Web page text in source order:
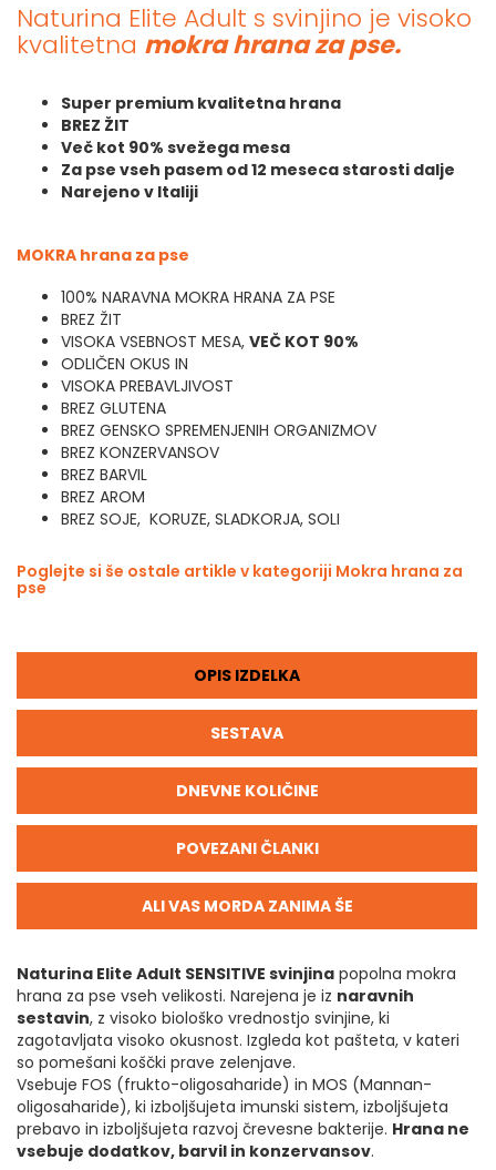
Naturina Elite Adult s svinjino je visoko
kvalitetna mokra hrana za pse.
Super premium kvalitetna hrana
BREZ ŽIT
Več kot 90% svežega mesa
Za pse vseh pasem od 12 meseca starosti dalje
Narejeno v Italiji
MOKRA hrana za pse
100% NARAVNA MOKRA HRANA ZA PSE
BREZ ŽIT
VISOKA VSEBNOST MESA, VEČ KOT 90%
ODLIČEN OKUS IN
VISOKA PREBAVLJIVOST
BREZ GLUTENA
BREZ GENSKO SPREMENJENIH ORGANIZMOV
BREZ KONZERVANSOV
BREZ BARVIL
BREZ AROM
BREZ SOJE, KORUZE, SLADKORJA, SOLI
Poglejte si še ostale artikle v kategoriji Mokra hrana za
pse
OPIS IZDELKA
SESTAVA
DNEVNE KOLIČINE
POVEZANI ČLANKI
ALI VAS MORDA ZANIMA ŠE
Naturina Elite Adult SENSITIVE svinjina popolna mokra
hrana za pse vseh velikosti. Narejena je iz naravnih
sestavin, z visoko biološko vrednostjo svinjine, ki
zagotavljata visoko okusnost. Izgleda kot pašteta, v kateri
so pomešani koščki prave zelenjave.
Vsebuje FOS (frukto-oligosaharide) in MOS (Mannan-
oligosaharide), ki izboljšujeta imunski sistem, izboljšujeta
prebavo in izboljšujeta razvoj črevesne bakterije. Hrana ne
vsebuje dodatkov, barvil in konzervansov.